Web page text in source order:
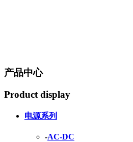
产品中心
Product display
电源系列
-AC-DC